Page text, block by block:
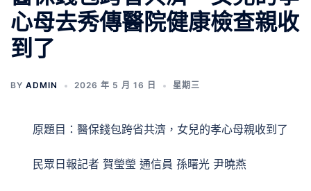
心母去秀傳醫院健康檢查親收
到了
BY ADMIN 2026 年 5 月 16 日 星期三
原題目：醫保錢包跨省共濟，女兒的孝心母親收到了
民眾日報記者 賀瑩瑩 通信員 孫曙光 尹曉燕